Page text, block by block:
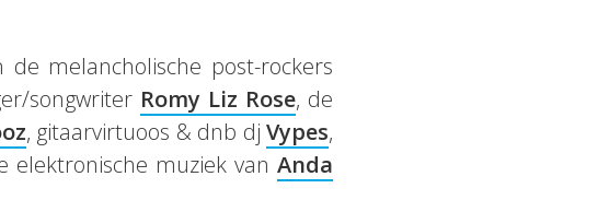
melancholische post-rockers
songwriter Romy Liz Rose, de
, gitaarvirtuoos & dnb dj Vypes,
elektronische muziek vanAnda